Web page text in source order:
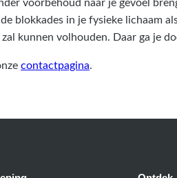
voorbehoud naar je gevoel
blokkades in je fysieke lichaam
kunnen volhouden. Daar ga je
contactpagina.